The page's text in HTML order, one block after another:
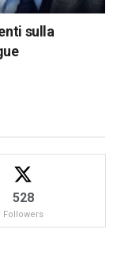
sulla
528
Followers